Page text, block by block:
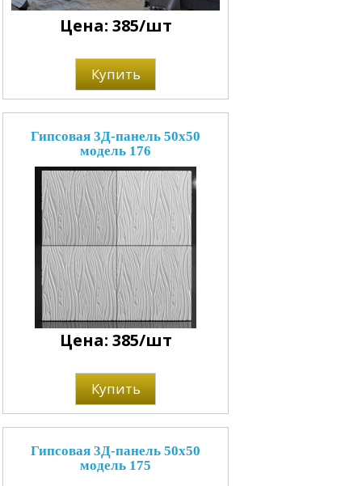
Цена: 385/шт
Купить
Гипсовая 3Д-панель 50x50
модель 176
Цена: 385/шт
Купить
Гипсовая 3Д-панель 50x50
модель 175